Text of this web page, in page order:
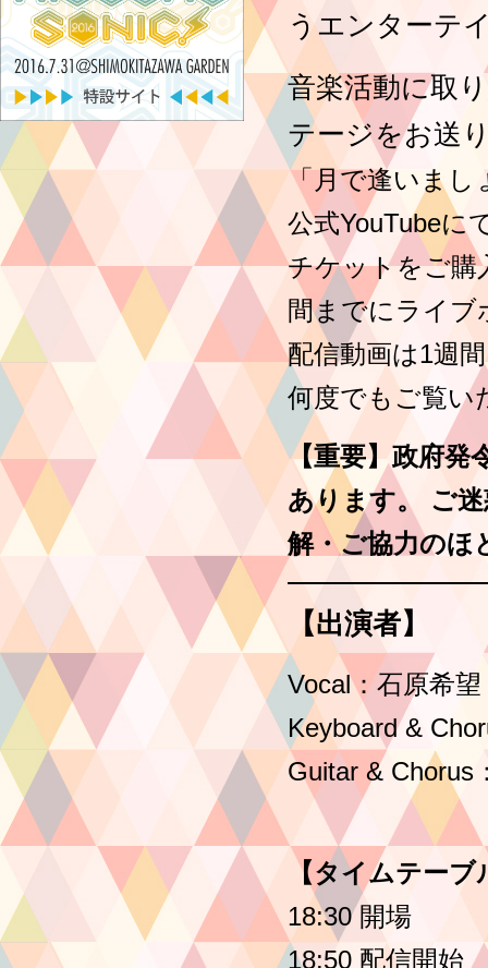
うエンターテ
音楽活動に取
テージをお送
「月で逢いまし
公式YouTubeに
チケットをご購
間までにライ
配信動画は1週
何度でもご覧い
【重要】政府発
あります。 ご
解・ご協力のほ
【出演者】
Vocal：石原希望
Keyboard &
Guitar & Chorus
【タイムテーブ
18:30 開場
18:50 配信開始